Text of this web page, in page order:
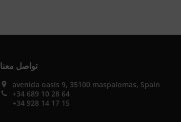
تواصل معنا
avenida oasis 9, 35100 maspalomas, Spain
+34 689 10 28 64
+34 928 14 17 15